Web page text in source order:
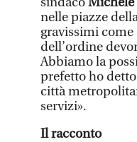
nelle piazze
gravissimi come
dell’ordine
Abbiamo la
prefetto ho
città
servizi».
Il racconto